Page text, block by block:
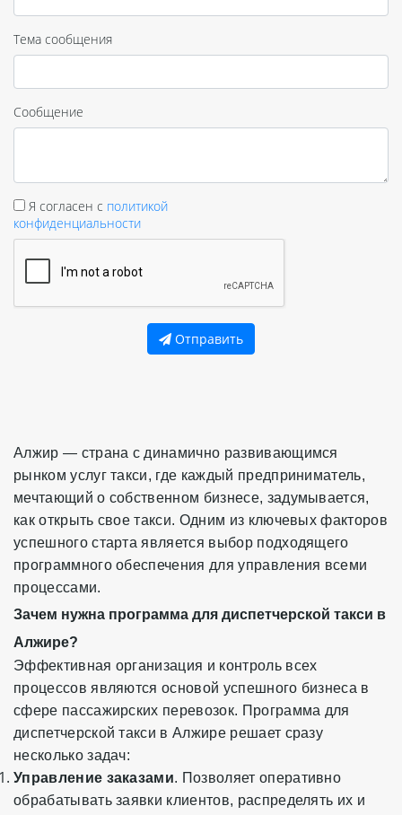
Тема сообщения
Сообщение
Я согласен с политикой
конфиденциальности
Отправить
Алжир — страна с динамично развивающимся
рынком услуг такси, где каждый предприниматель,
мечтающий о собственном бизнесе, задумывается,
как открыть свое такси. Одним из ключевых факторов
успешного старта является выбор подходящего
программного обеспечения для управления всеми
процессами.
Зачем нужна программа для диспетчерской такси в
Алжире?
Эффективная организация и контроль всех
процессов являются основой успешного бизнеса в
сфере пассажирских перевозок. Программа для
диспетчерской такси в Алжире решает сразу
несколько задач:
Управление заказами. Позволяет оперативно
обрабатывать заявки клиентов, распределять их и